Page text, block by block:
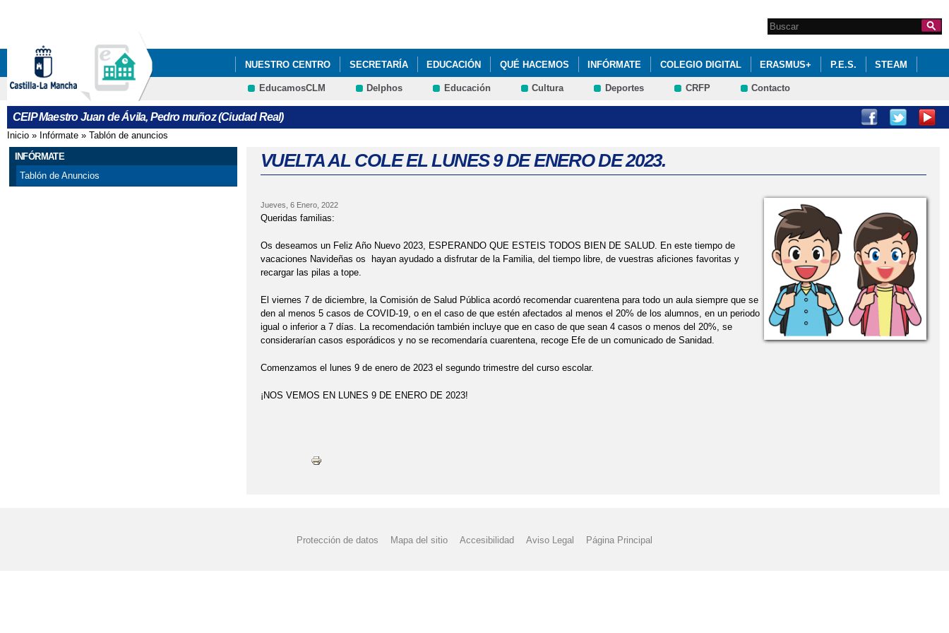
Formulario de
búsqueda
Search this site
NUESTRO CENTRO SECRETARÍA EDUCACIÓN QUÉ HACEMOS INFÓRMATE COLEGIO DIGITAL ERASMUS+ P.E.S. STEAM
EducamosCLM Delphos Educación Cultura Deportes CRFP Contacto
CEIP Maestro Juan de Ávila, Pedro muñoz (Ciudad Real)
Se encuentra usted aquí
Inicio » Infórmate » Tablón de anuncios
INFÓRMATE
Tablón de Anuncios
VUELTA AL COLE EL LUNES 9 DE ENERO DE 2023.
Jueves, 6 Enero, 2022
Queridas familias:
Os deseamos un Feliz Año Nuevo 2023, ESPERANDO QUE ESTEIS TODOS BIEN DE SALUD. En este tiempo de
vacaciones Navideñas os hayan ayudado a disfrutar de la Familia, del tiempo libre, de vuestras aficiones favoritas y
recargar las pilas a tope.
El viernes 7 de diciembre, la Comisión de Salud Pública acordó recomendar cuarentena para todo un aula siempre que se
den al menos 5 casos de COVID-19, o en el caso de que estén afectados al menos el 20% de los alumnos, en un periodo
igual o inferior a 7 días. La recomendación también incluye que en caso de que sean 4 casos o menos del 20%, se
considerarían casos esporádicos y no se recomendaría cuarentena, recoge Efe de un comunicado de Sanidad.
Comenzamos el lunes 9 de enero de 2023 el segundo trimestre del curso escolar.
¡NOS VEMOS EN LUNES 9 DE ENERO DE 2023!
Protección de datos Mapa del sitio Accesibilidad Aviso Legal Página Principal